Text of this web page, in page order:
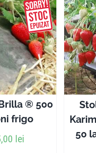
® 500
frigo
lei
50